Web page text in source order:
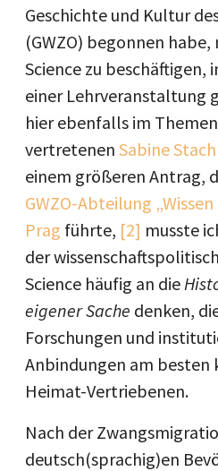
Geschichte und Kultur
(GWZO) begonnen
Science zu beschäftigen,
einer Lehrveranstaltung
hier ebenfalls im
vertretenen Sabine Stach
einem größeren Antrag,
GWZO-Abteilung
Prag führte, [2] musste
der
Science häufig an die
eigener Sache denken,
Forschungen und
Anbindungen am besten
Heimat-Vertriebenen.
Nach der
deutsch(sprachig)en